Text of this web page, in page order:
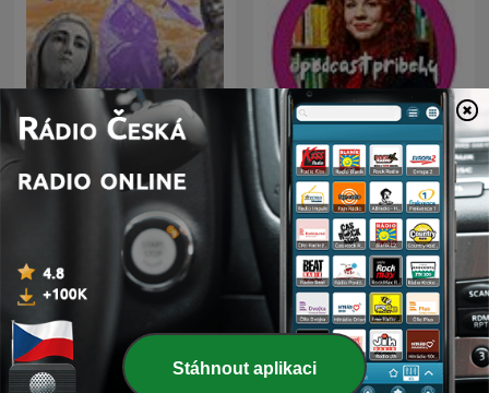
Historie Plus
Příběh, který se opravdu
stal
Stáhnout aplikaci